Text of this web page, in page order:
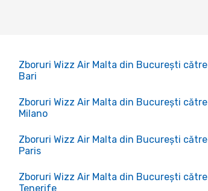
Zboruri Wizz Air Malta din București către
Bari
Zboruri Wizz Air Malta din București către
Milano
Zboruri Wizz Air Malta din București către
Paris
Zboruri Wizz Air Malta din București către
Tenerife